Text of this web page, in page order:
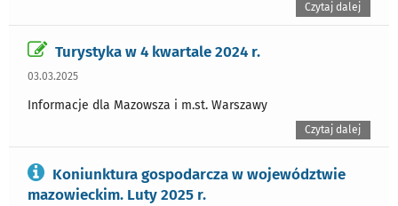
Czytaj dalej
Turystyka w 4 kwartale 2024 r.
03.03.2025
Informacje dla Mazowsza i m.st. Warszawy
Czytaj dalej
Koniunktura gospodarcza w województwie
mazowieckim. Luty 2025 r.